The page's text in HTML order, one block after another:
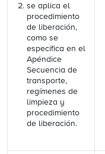
se aplica el
procedimiento
de liberación,
como se
especifica en el
Apéndice
Secuencia de
transporte,
regímenes de
limpieza y
procedimiento
de liberación.